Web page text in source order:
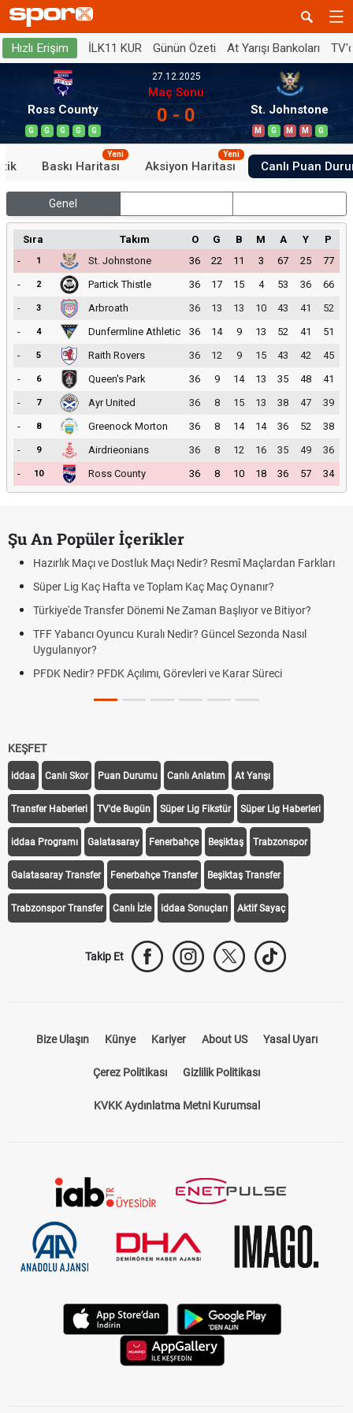
Hızlı Erişim İLK11 KUR Günün Özeti At Yarışı Bankoları
Ross County
G G G G G
27.12.2025
Maç Sonu
0 - 0 St. Johnstone
M G M M G
Baskı Haritası
Yeni
Aksiyon Haritası
Yeni
Canlı Puan
Genel
Sıra Takım O G B M A Y
P
-
1 St. Johnstone 36 22 11 3 67 25
77
-
2 Partick Thistle 36 17 15 4 53 36
66
-
3 Arbroath 36 13 13 10 43 41
52
-
4 Dunfermline Athletic 36 14 9 13 52 41
51
-
5 Raith Rovers 36 12 9 15 43 42
45
-
6 Queen's Park 36 9 14 13 35 48
41
-
7 Ayr United 36 8 15 13 38 47
39
-
8 Greenock Morton 36 8 14 14 36 52
38
-
9 Airdrieonians 36 8 12 16 35 49
36
-
10 Ross County 36 8 10 18 36 57 34
Şu An Popüler İçerikler
Hazırlık Maçı ve Dostluk Maçı Nedir? Resmî Maçlardan Farkları
Süper Lig Kaç Hafta ve Toplam Kaç Maç Oynanır?
Türkiye'de Transfer Dönemi Ne Zaman Başlıyor ve Bitiyor?
TFF Yabancı Oyuncu Kuralı Nedir? Güncel Sezonda Nasıl
Uygulanıyor?
PFDK Nedir? PFDK Açılımı, Görevleri ve Karar Süreci
KEŞFET
iddaa Canlı Skor Puan Durumu Canlı Anlatım At Yarışı
Transfer Haberleri TV'de Bugün Süper Lig Fikstür Süper Lig Haberleri
iddaa Programı Galatasaray Fenerbahçe Beşiktaş Trabzonspor
Galatasaray Transfer Fenerbahçe Transfer Beşiktaş Transfer
Trabzonspor Transfer Canlı İzle iddaa Sonuçları Aktif Sayaç
Takip Et
Bize Ulaşın Künye Kariyer About US Yasal Uyarı
Çerez Politikası Gizlilik Politikası
KVKK Aydınlatma Metni Kurumsal